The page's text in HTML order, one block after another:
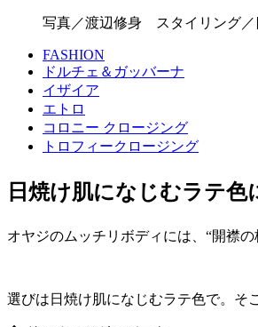
写真／渡辺修身 スタイリング
FASHION
ドルチェ＆ガッバーナ
イザイア
エトロ
コロニー クロージング
トロフィークロージング
日焼け肌になじむラテ色
オヤジのムッチリボディには、“開襟
選びは日焼け肌になじむラテ色で。そ